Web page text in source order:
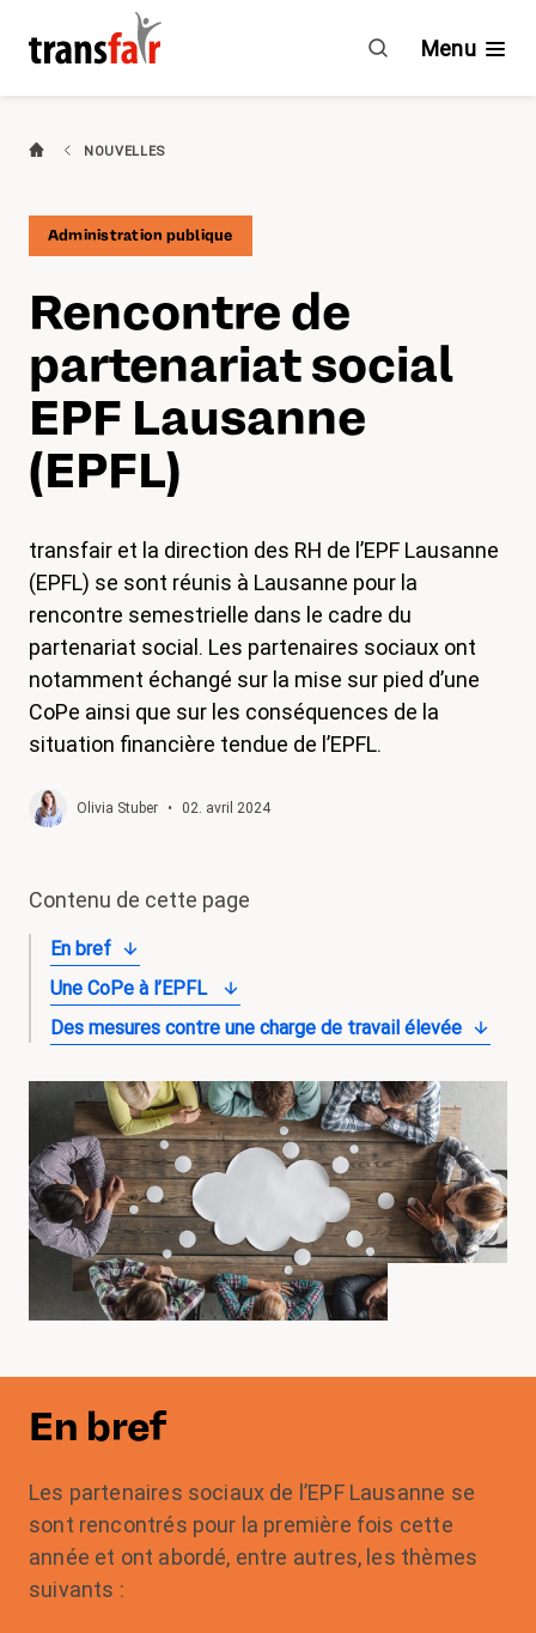
social
Lausanne
Nouvelles
magazine
Shop
Contact
Initiative congé familial
Mon apprentissage. Mes droits.
Devenir membre
Branches
Engagement
À propos de transfair
Avantages
Menu
NOUVELLES
Administration publique
Rencontre de
partenariat social
EPF Lausanne
(EPFL)
transfair et la direction des RH de l’EPF Lausanne
(EPFL) se sont réunis à Lausanne pour la
rencontre semestrielle dans le cadre du
partenariat social. Les partenaires sociaux ont
notamment échangé sur la mise sur pied d’une
CoPe ainsi que sur les conséquences de la
situation financière tendue de l’EPFL.
Olivia Stuber • 02. avril 2024
Contenu de cette page
En bref
Une CoPe à l’EPFL
Des mesures contre une charge de travail élevée
En bref
Les partenaires sociaux de l’EPF Lausanne se
sont rencontrés pour la première fois cette
année et ont abordé, entre autres, les thèmes
suivants :